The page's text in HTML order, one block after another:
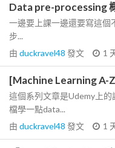
Data pre-processing
一邊要上課一邊還要寫這個
步...
由 duckravel48 發文 1
[Machine Learning A-
這個系列文章是Udemy上
檔學一點data...
由 duckravel48 發文 1